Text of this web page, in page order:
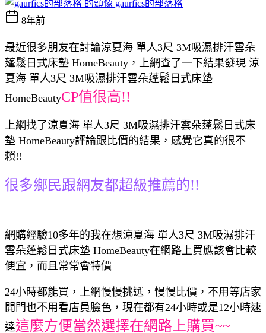
gaurfics的部落格
8年前
最近很多朋友在討論涼夏海 單人3尺 3M吸濕排汗雲朵
蓬鬆日式床墊 HomeBeauty，上網查了一下結果發現 涼
夏海 單人3尺 3M吸濕排汗雲朵蓬鬆日式床墊
HomeBeautyCP值很高!!
上網找了涼夏海 單人3尺 3M吸濕排汗雲朵蓬鬆日式床
墊 HomeBeauty評論跟比價的結果，感覺它真的很不
賴!!
很多鄉民跟網友都超級推薦的!!
網購經驗10多年的我在想涼夏海 單人3尺 3M吸濕排汗
雲朵蓬鬆日式床墊 HomeBeauty在網路上買應該會比較
便宜，而且常常會特價
24小時都能買，上網慢慢挑選，慢慢比價，不用等店家
開門也不用看店員臉色，現在都有24小時或是12小時速
達這麼方便當然選擇在網路上購買~~